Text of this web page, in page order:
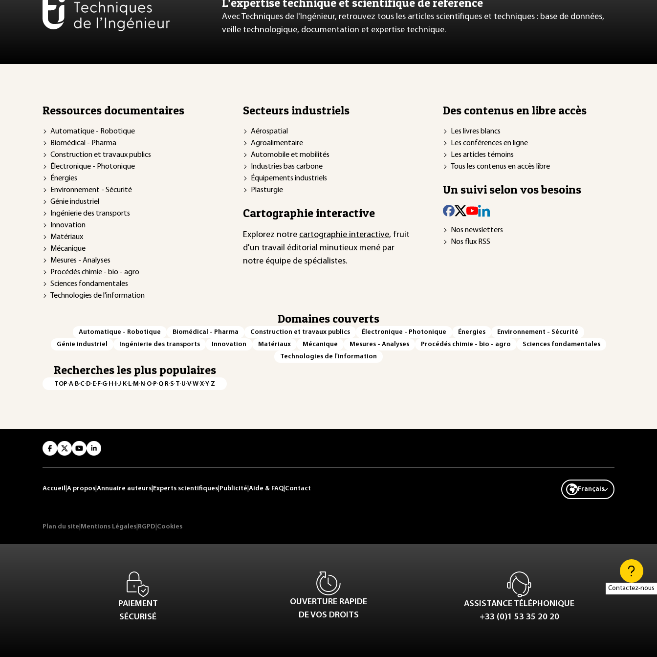
Contactez-nous
Avec Techniques de l'Ingénieur, retrouvez tous les articles scientifiques et techniques : base de données,
veille technologique, documentation et expertise technique.
Ressources documentaires
Automatique - Robotique
Biomédical - Pharma
Construction et travaux publics
Électronique - Photonique
Énergies
Environnement - Sécurité
Génie industriel
Ingénierie des transports
Innovation
Matériaux
Mécanique
Mesures - Analyses
Procédés chimie - bio - agro
Sciences fondamentales
Technologies de l'information
Secteurs industriels
Aérospatial
Agroalimentaire
Automobile et mobilités
Industries bas carbone
Équipements industriels
Plasturgie
Cartographie interactive
Explorez notre cartographie interactive, fruit
d'un travail éditorial minutieux mené par
notre équipe de spécialistes.
Des contenus en libre accès
Les livres blancs
Les conférences en ligne
Les articles témoins
Tous les contenus en accès libre
Un suivi selon vos besoins
Nos newsletters
Nos flux RSS
Domaines couverts
Automatique - Robotique Biomédical - Pharma Construction et travaux publics Électronique - Photonique Énergies
Environnement - Sécurité
Génie industriel
Ingénierie des transports Innovation Matériaux Mécanique Mesures - Analyses Procédés chimie - bio - agro
Sciences fondamentales
Technologies de l'information
Recherches les plus populaires
TOP·A·B·C·D·E·F·G·H·I·J·K·L·M·N·O·P·Q·R·S·T·U·V·W·X·Y·Z
Accueil A propos Annuaire auteurs Experts scientifiques Publicité Aide & FAQ Contact Français
Plan du site Mentions Légales RGPD Cookies
PAIEMENT
SÉCURISÉ
OUVERTURE RAPIDE
DE VOS DROITS
ASSISTANCE TÉLÉPHONIQUE
+33 (0)1 53 35 20 20